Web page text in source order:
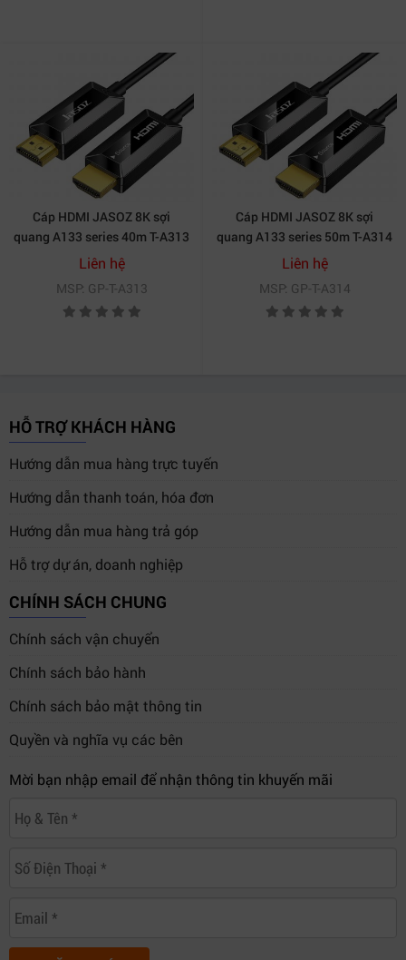
Cáp HDMI JASOZ 8K sợi
quang A133 series 40m T-A313
Liên hệ
MSP: GP-T-A313
Cáp HDMI JASOZ 8K sợi
quang A133 series 50m T-A314
Liên hệ
MSP: GP-T-A314
HỖ TRỢ KHÁCH HÀNG
Hướng dẫn mua hàng trực tuyến
Hướng dẫn thanh toán, hóa đơn
Hướng dẫn mua hàng trả góp
Hỗ trợ dự án, doanh nghiệp
CHÍNH SÁCH CHUNG
Chính sách vận chuyển
Chính sách bảo hành
Chính sách bảo mật thông tin
Quyền và nghĩa vụ các bên
Mời bạn nhập email để nhận thông tin khuyến mãi